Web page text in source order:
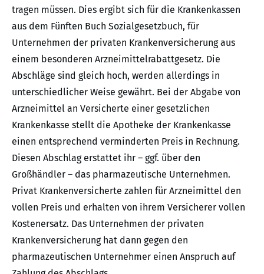
tragen müssen. Dies ergibt sich für die Krankenkassen
aus dem Fünften Buch Sozialgesetzbuch, für
Unternehmen der privaten Krankenversicherung aus
einem besonderen Arzneimittelrabattgesetz. Die
Abschläge sind gleich hoch, werden allerdings in
unterschiedlicher Weise gewährt. Bei der Abgabe von
Arzneimittel an Versicherte einer gesetzlichen
Krankenkasse stellt die Apotheke der Krankenkasse
einen entsprechend verminderten Preis in Rechnung.
Diesen Abschlag erstattet ihr – ggf. über den
Großhändler – das pharmazeutische Unternehmen.
Privat Krankenversicherte zahlen für Arzneimittel den
vollen Preis und erhalten von ihrem Versicherer vollen
Kostenersatz. Das Unternehmen der privaten
Krankenversicherung hat dann gegen den
pharmazeutischen Unternehmer einen Anspruch auf